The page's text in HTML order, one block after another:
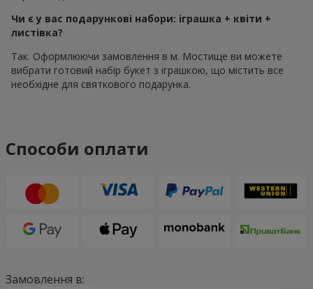
Чи є у вас подарункові набори: іграшка + квіти +
листівка?
Так. Оформлюючи замовлення в м. Мостище ви можете
вибрати готовий набір букет з іграшкою, що містить все
необхідне для святкового подарунка.
Способи оплати
Замовлення в: